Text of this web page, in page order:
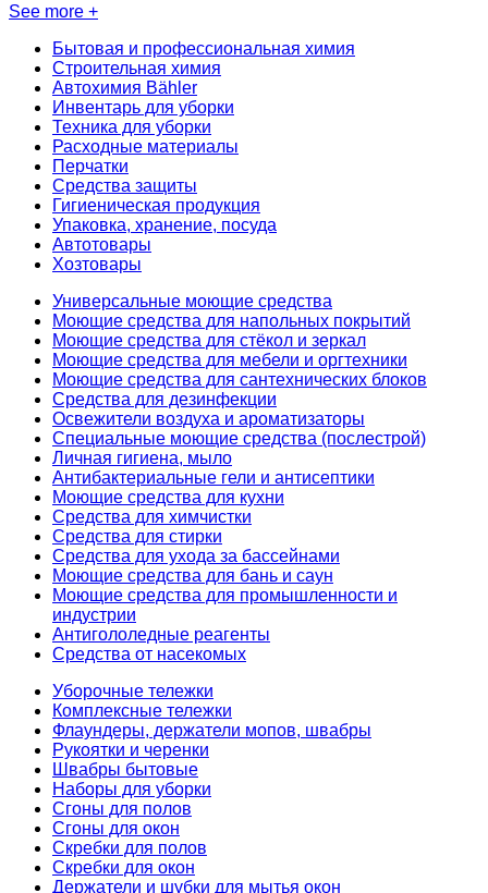
See more +
Бытовая и профессиональная химия
Строительная химия
Автохимия Bähler
Инвентарь для уборки
Техника для уборки
Расходные материалы
Перчатки
Средства защиты
Гигиеническая продукция
Упаковка, хранение, посуда
Автотовары
Хозтовары
Универсальные моющие средства
Моющие средства для напольных покрытий
Моющие средства для стёкол и зеркал
Моющие средства для мебели и оргтехники
Моющие средства для сантехнических блоков
Средства для дезинфекции
Освежители воздуха и ароматизаторы
Специальные моющие средства (послестрой)
Личная гигиена, мыло
Антибактериальные гели и антисептики
Моющие средства для кухни
Средства для химчистки
Средства для стирки
Средства для ухода за бассейнами
Моющие средства для бань и саун
Моющие средства для промышленности и
индустрии
Антигололедные реагенты
Средства от насекомых
Уборочные тележки
Комплексные тележки
Флаундеры, держатели мопов, швабры
Рукоятки и черенки
Швабры бытовые
Наборы для уборки
Сгоны для полов
Сгоны для окон
Скребки для полов
Скребки для окон
Держатели и шубки для мытья окон